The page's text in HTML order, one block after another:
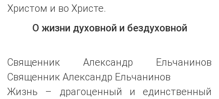
Христом и во Христе.
О жизни духовной и бездуховной
Священник Александр Ельчанинов
Священник Александр Ельчанинов
Жизнь – драгоценный и единственный